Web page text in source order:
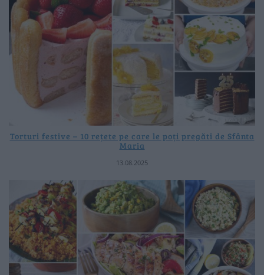
Torturi festive – 10 rețete pe care le poți pregăti de Sfânta
Maria
13.08.2025